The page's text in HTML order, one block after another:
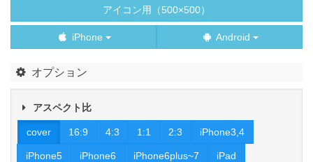
アイコン用（500×500）
iPhone Android
オプション
アスペクト比
cover 16:9 4:3 1:1 2:3 iPhone3,4
iPhone5 iPhone6 iPhone6plus~7 iPad